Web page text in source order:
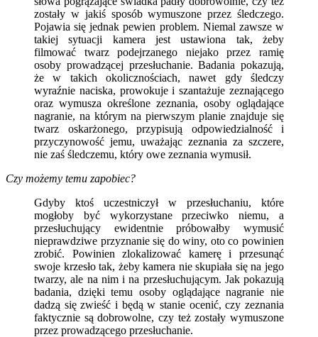
zostały w jakiś sposób wymuszone przez śledczego.
Pojawia się jednak pewien problem. Niemal zawsze w
takiej sytuacji kamera jest ustawiona tak, żeby
filmować twarz podejrzanego niejako przez ramię
osoby prowadzącej przesłuchanie. Badania pokazują,
że w takich okolicznościach, nawet gdy śledczy
wyraźnie naciska, prowokuje i szantażuje zeznającego
oraz wymusza określone zeznania, osoby oglądające
nagranie, na którym na pierwszym planie znajduje się
twarz oskarżonego, przypisują odpowiedzialność i
przyczynowość jemu, uważając zeznania za szczere,
nie zaś śledczemu, który owe zeznania wymusił.
Czy możemy temu zapobiec?
Gdyby ktoś uczestniczył w przesłuchaniu, które
mogłoby być wykorzystane przeciwko niemu, a
przesłuchujący ewidentnie próbowałby wymusić
nieprawdziwe przyznanie się do winy, oto co powinien
zrobić. Powinien zlokalizować kamerę i przesunąć
swoje krzesło tak, żeby kamera nie skupiała się na jego
twarzy, ale na nim i na przesłuchującym. Jak pokazują
badania, dzięki temu osoby oglądające nagranie nie
dadzą się zwieść i będą w stanie ocenić, czy zeznania
faktycznie są dobrowolne, czy też zostały wymuszone
przez prowadzącego przesłuchanie.